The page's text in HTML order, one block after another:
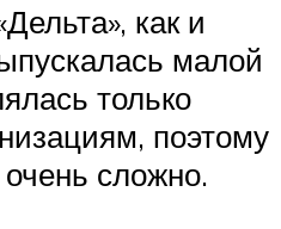
как и
малой
только
поэтому
сложно.